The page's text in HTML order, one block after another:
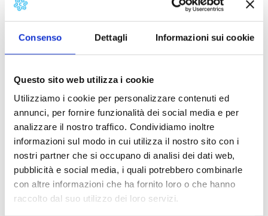
Consenso Dettagli Informazioni sui cookie
Questo sito web utilizza i cookie
Utilizziamo i cookie per personalizzare contenuti ed
annunci, per fornire funzionalità dei social media e per
analizzare il nostro traffico. Condividiamo inoltre
informazioni sul modo in cui utilizza il nostro sito con i
nostri partner che si occupano di analisi dei dati web,
pubblicità e social media, i quali potrebbero combinarle
con altre informazioni che ha fornito loro o che hanno
raccolto dal suo utilizzo dei loro servizi.